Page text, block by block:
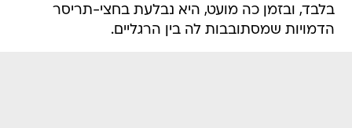
בלבד, ובזמן כה מועט, היא נבלעת בחצי-תריסר
הדמויות שמסתובבות לה בין הרגליים.